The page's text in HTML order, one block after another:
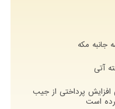
مکه
آتی
پرداختی از جیب
است